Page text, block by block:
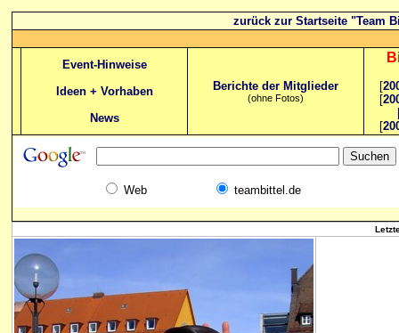
zurück zur Startseite "Team
Event-Hinweise
Ideen + Vorhaben
News
Berichte der Mitglieder
(ohne Fotos)
[
[
[
Web teambittel.de